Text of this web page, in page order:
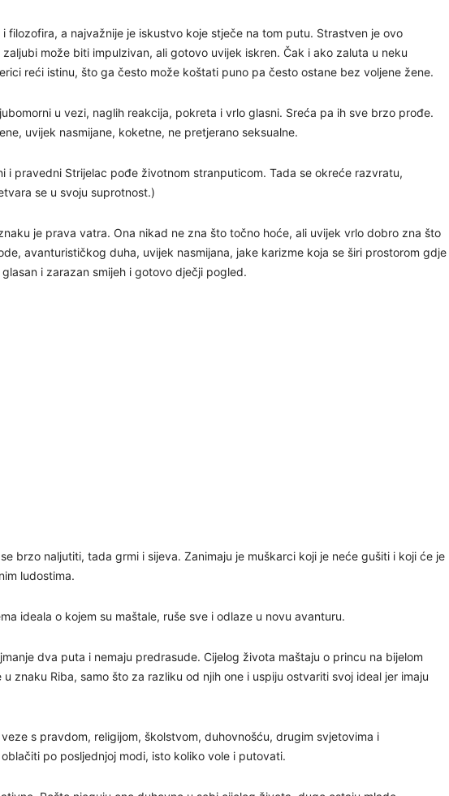
filozofira, a najvažnije je iskustvo koje stječe na tom putu. Strastven je ovo
može biti impulzivan, ali gotovo uvijek iskren. Čak i ako zaluta u neku
reći istinu, što ga često može koštati puno pa često ostane bez voljene žene.
u vezi, naglih reakcija, pokreta i vrlo glasni. Sreća pa ih sve brzo prođe.
uvijek nasmijane, koketne, ne pretjerano seksualne.
i pravedni Strijelac pođe životnom stranputicom. Tada se okreće razvratu,
se u svoju suprotnost.)
je prava vatra. Ona nikad ne zna što točno hoće, ali uvijek vrlo dobro zna što
avanturističkog duha, uvijek nasmijana, jake karizme koja se širi prostorom gdje
i zarazan smijeh i gotovo dječji pogled.
brzo naljutiti, tada grmi i sijeva. Zanimaju je muškarci koji je neće gušiti i koji će je
ludostima.
ideala o kojem su maštale, ruše sve i odlaze u novu avanturu.
dva puta i nemaju predrasude. Cijelog života maštaju o princu na bijelom
u znaku Riba, samo što za razliku od njih one i uspiju ostvariti svoj ideal jer imaju
s pravdom, religijom, školstvom, duhovnošću, drugim svjetovima i
po posljednjoj modi, isto koliko vole i putovati.